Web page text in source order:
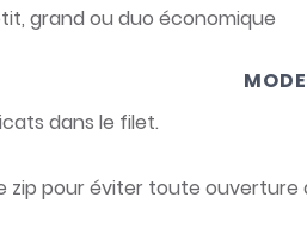
grand ou duo économique
dans le filet.
zip pour éviter toute ouverture